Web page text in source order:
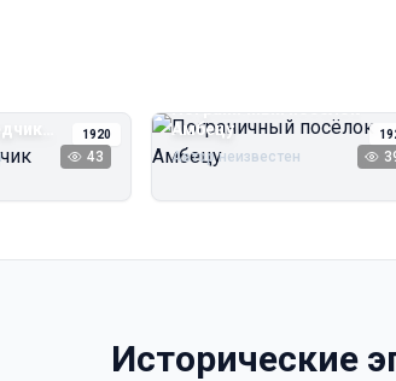
1920
43
Пограничный посёлок
Амбецу
Автор неизвестен
Исторические